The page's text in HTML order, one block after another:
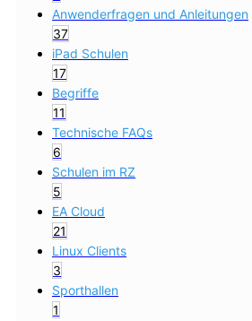
Anwenderfragen und Anleitungen
37
iPad Schulen
17
Begriffe
11
Technische FAQs
6
Schulen im RZ
5
EA Cloud
21
Linux Clients
3
Sporthallen
1